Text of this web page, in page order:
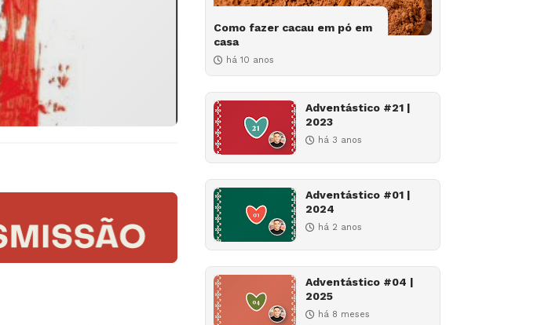
Como fazer cacau em pó em
casa
há 10 anos
Adventástico #21 |
2023
há 3 anos
Adventástico #01 |
2024
há 2 anos
Adventástico #04 |
2025
há 8 meses